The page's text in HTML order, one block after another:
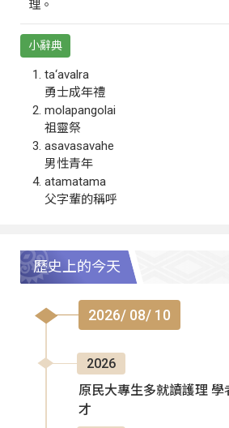
理。
小辭典
ta‘avalra
勇士成年禮
molapangolai
祖靈祭
asavasavahe
男性青年
atamatama
父字輩的稱呼
歷史上的今天
2026/ 08/ 10
2026
原民大專生多就讀護理 學
才